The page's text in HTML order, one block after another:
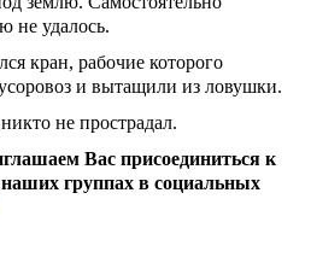
не удалось.
кран, рабочие которого
и вытащили из ловушки.
не прострадал.
Вас присоединиться к
группах в социальных